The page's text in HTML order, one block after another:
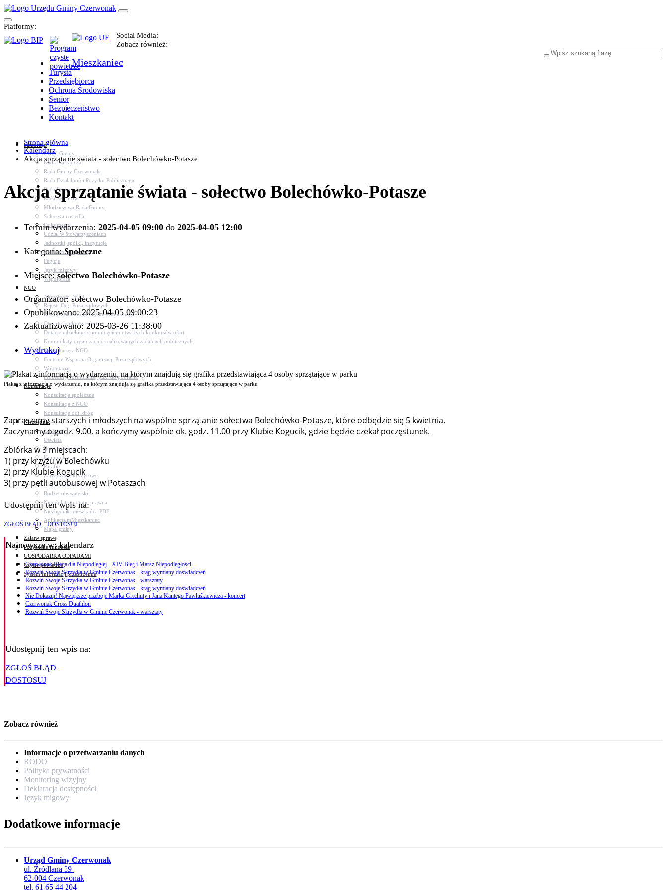
Platformy:
Social Media:
Zobacz również:
Mieszkaniec
Turysta
Przedsiębiorca
Ochrona Środowiska
Senior
Bezpieczeństwo
Kontakt
Samorząd
Urząd Gminy
Kadra zarządcza
Rada Gminy Czerwonak
Rada Działalności Pożytku Publicznego
Rada Sportu
Rada Seniorów
Młodzieżowa Rada Gminy
Sołectwa i osiedla
Dokumenty
Udział w Stowarzyszeniach
Jednostki, spółki, instytucje
Zasłużeni dla gminy
Petycje
Język migowy
Współpraca
NGO
Aktualności NGO
Rejestr Org. Pozarządowych
Rada Działalności Pożytku Publicznego
Otwarte konkursy ofert
Dotacje udzielone z pominięciem otwartych konkursów ofert
Komunikaty organizacji o realizowanych zadaniach publicznych
Konsultacje z NGO
Centrum Wsparcia Organizacji Pozarządowych
Wolontariat
Procedury, formularze, pliki do pobrania
Konsultacje
Konsultacje społeczne
Konsultacje z NGO
Konsultacje dot. dróg
Niezbędnik
Zdrowie
Oświata
Bezpieczeństwo
Komunikacja
Parafie
Zarządzanie kryzysowe
C.ześć w gminie!
Budżet obywatelski
Nieodpłatna pomoc prawna
Niezbędnik mieszkańca PDF
Aplikacja mMieszkaniec
Mapa gminy
Załatw sprawę
Pozyskane fundusze
GOSPODARKA ODPADAMI
Czyste powietrze
System Informacji przestrzennej
Strona główna
Kalendarz
Akcja sprzątanie świata - sołectwo Bolechówko-Potasze
Akcja sprzątanie świata - sołectwo Bolechówko-Potasze
Termin wydarzenia: 2025-04-05 09:00 do 2025-04-05 12:00
Kategoria:Społeczne
Miejsce:sołectwo Bolechówko-Potasze
Organizator: sołectwo Bolechówko-Potasze
Opublikowano: 2025-04-05 09:00:23
Zaktualizowano: 2025-03-26 11:38:00
Wydrukuj
Plakat z informacją o wydarzeniu, na którym znajdują się grafika przedstawiająca 4 osoby sprzątające w parku
Zapraszamy starszych i młodszych na wspólne sprzątanie sołectwa Bolechówko-Potasze, które odbędzie się 5 kwietnia.
Zaczynamy o godz. 9.00, a kończymy wspólnie ok. godz. 11.00 przy Klubie Kogucik, gdzie będzie czekał poczęstunek.
Zbiórka w 3 miejscach:
1) przy krzyżu w Bolechówku
2) przy Klubie Kogucik
3) przy pętli autobusowej w Potaszach
Udostępnij ten wpis na:
ZGŁOŚ BŁĄD DOSTOSUJ
Najnowszew: kalendarz
Czerwonak Biega dla Niepodległej - XIV Bieg i Marsz Niepodległości
Rozwiń Swoje Skrzydła w Gminie Czerwonak - krąg wymiany doświadczeń
Rozwiń Swoje Skrzydła w Gminie Czerwonak - warsztaty
Rozwiń Swoje Skrzydła w Gminie Czerwonak - krąg wymiany doświadczeń
Nie Dokazuj! Największe przeboje Marka Grechuty i Jana Kantego Pawluśkiewicza - koncert
Czerwonak Cross Duathlon
Rozwiń Swoje Skrzydła w Gminie Czerwonak - warsztaty
Udostępnij ten wpis na:
ZGŁOŚ BŁĄD
DOSTOSUJ
Zobacz również
Informacje o przetwarzaniu danych
RODO
Polityka prywatności
Monitoring wizyjny
Deklaracja dostępności
Język migowy
Dodatkowe informacje
Urząd Gminy Czerwonak
ul. Źródlana 39
62-004 Czerwonak
tel. 61 65 44 204